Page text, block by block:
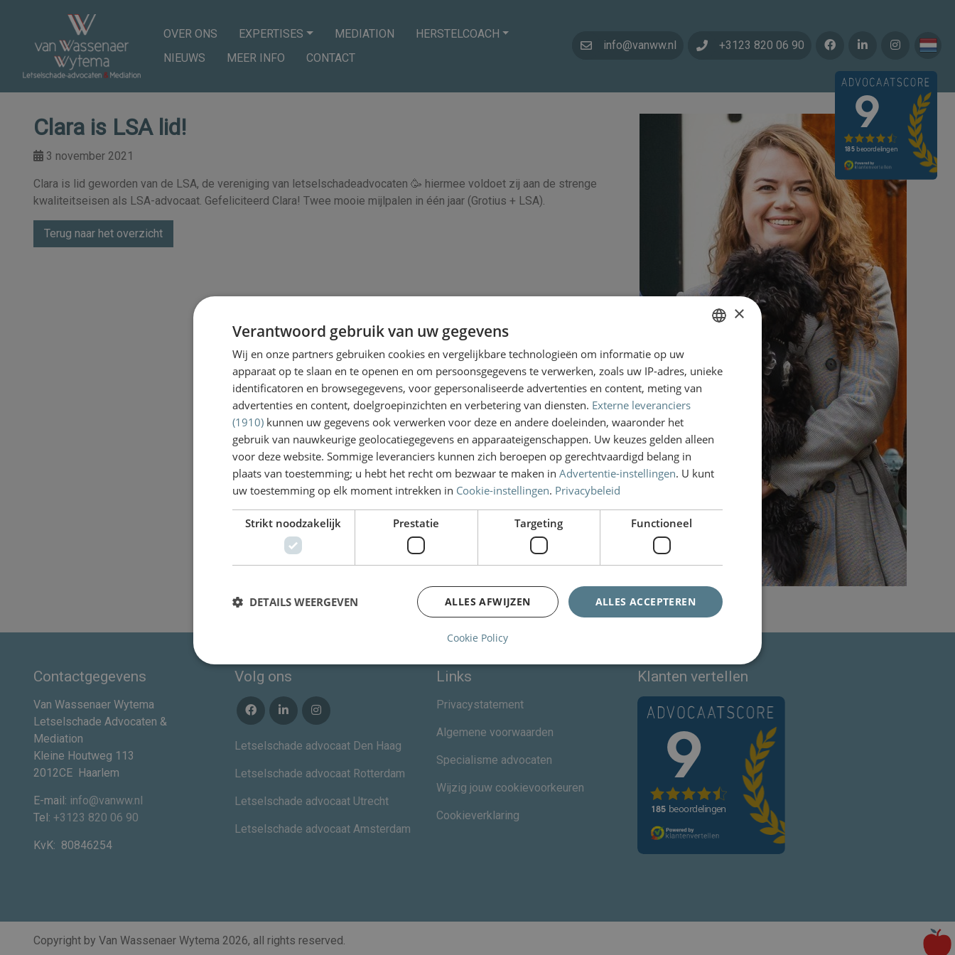
info@vanww.nl +3123 820 06 90
OVER ONS EXPERTISES MEDIATION
HERSTELCOACH
NIEUWS
MEER INFO CONTACT
Clara is LSA lid!
3 november 2021
Clara is lid geworden van de LSA, de vereniging van letselschadeadvocaten 🥳 hiermee voldoet zij aan de strenge
kwaliteitseisen als LSA-advocaat. Gefeliciteerd Clara! Twee mooie mijlpalen in één jaar (Grotius + LSA).
Terug naar het overzicht
Contactgegevens
Van Wassenaer Wytema
Letselschade Advocaten &
Mediation
Kleine Houtweg 113
2012CE Haarlem
E-mail: info@vanww.nl
Tel: +3123 820 06 90
KvK: 80846254
Volg ons
Letselschade advocaat Den Haag
Letselschade advocaat Rotterdam
Letselschade advocaat Utrecht
Letselschade advocaat Amsterdam
Links
Privacystatement
Algemene voorwaarden
Specialisme advocaten
Wijzig jouw cookievoorkeuren
Cookieverklaring
Klanten vertellen
Copyright by Van Wassenaer Wytema 2026, all rights reserved.
ENGLISH
×
Verantwoord gebruik van uw gegevens
Wij en onze partners gebruiken cookies en vergelijkbare technologieën om informatie op uw
apparaat op te slaan en te openen en om persoonsgegevens te verwerken, zoals uw IP-adres, unieke
identificatoren en browsegegevens, voor gepersonaliseerde advertenties en content, meting van
advertenties en content, doelgroepinzichten en verbetering van diensten. Externe leveranciers
(1910) kunnen uw gegevens ook verwerken voor deze en andere doeleinden, waaronder het
gebruik van nauwkeurige geolocatiegegevens en apparaateigenschappen. Uw keuzes gelden alleen
voor deze website. Sommige leveranciers kunnen zich beroepen op gerechtvaardigd belang in
plaats van toestemming; u hebt het recht om bezwaar te maken in Advertentie-instellingen. U kunt
uw toestemming op elk moment intrekken in Cookie-instellingen. Privacybeleid
Strikt noodzakelijk Prestatie Targeting Functioneel
ALLES ACCEPTEREN
ALLES AFWIJZEN
DETAILS WEERGEVEN
Cookie Policy